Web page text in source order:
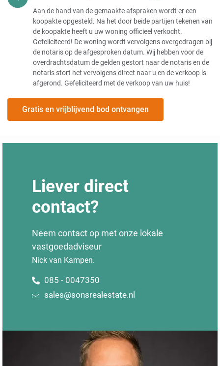
Aan de hand van de gemaakte afspraken wordt er een
koopakte opgesteld. Na het door beide partijen tekenen van
de koopakte heeft u uw woning officieel verkocht.
Gefeliciteerd! De woning wordt vervolgens overgedragen bij
de notaris op de afgesproken datum. Wij hebben voor de
overdrachtsdatum de gelden gestort naar de notaris en de
notaris stort het vervolgens direct naar u en de verkoop is
afgerond. Gefeliciteerd met de verkoop van uw huis!
Gratis en vrijblijvend bod ontvangen
Liever direct
contact?
Neem contact op met onze lokale
vastgoedadviseur
Nick van Kampen.
085 - 0047350
sales@sonsrealestate.nl